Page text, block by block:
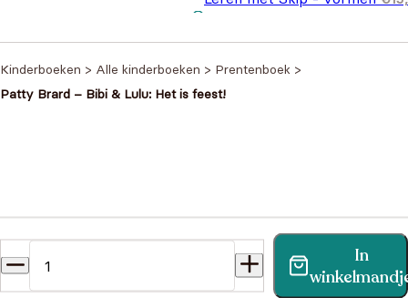
Kinderboeken > Alle kinderboeken > Prentenboek >
Patty Brard – Bibi & Lulu: Het is feest!
In
Vind binnen no-time antwoord op je vraag op onze
klantenservice pagina.